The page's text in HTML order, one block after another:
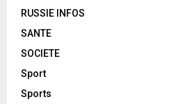
RUSSIE INFOS
SANTE
SOCIETE
Sport
Sports